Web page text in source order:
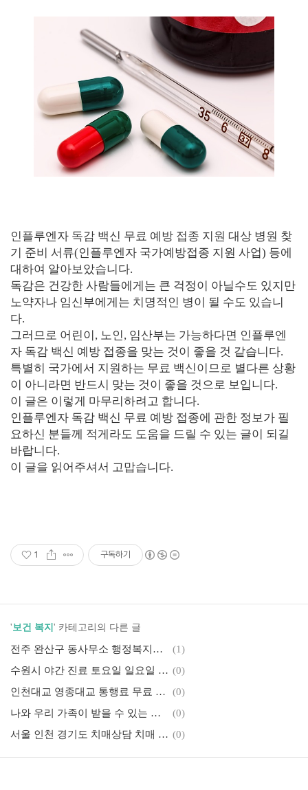
인플루엔자 독감 백신 무료 예방 접종 지원 대상 병원 찾
기 준비 서류(인플루엔자 국가예방접종 지원 사업) 등에
대하여 알아보았습니다.
독감은 건강한 사람들에게는 큰 걱정이 아닐수도 있지만
노약자나 임신부에게는 치명적인 병이 될 수도 있습니
다.
그러므로 어린이, 노인, 임산부는 가능하다면 인플루엔
자 독감 백신 예방 접종을 맞는 것이 좋을 것 같습니다.
특별히 국가에서 지원하는 무료 백신이므로 별다른 상황
이 아니라면 반드시 맞는 것이 좋을 것으로 보입니다.
이 글은 이렇게 마무리하려고 합니다.
인플루엔자 독감 백신 무료 예방 접종에 관한 정보가 필
요하신 분들께 적게라도 도움을 드릴 수 있는 글이 되길
바랍니다.
이 글을 읽어주셔서 고맙습니다.
1 구독하기
' 보건 복지 ' 카테고리의 다른 글
전주 완산구 동사무소 행정복지센터 민원 전화번호 정보(노송동 동서학동 삼천1동2동3동 서서학동 서신동 완산동 중앙동)
(1)
수원시 야간 진료 토요일 일요일 휴일 진료 영업 문 여는 소아과 위치 주소 전화번호 정보 (0)
인천대교 영종대교 통행료 무료 영종도 용유도 북도면 지역 주민 통행료 감면 신청 방법 안내
(0)
나와 우리 가족이 받을 수 있는 모든 정부 지원금 보조금 확인 신청 방법 보조금24 이용 방법 문자 알림 서비스 안내
(0)
서울 인천 경기도 치매상담 치매 치료 안내 치매안심센터 주소 전화번호 치매상담 콜센터 알아보기(치매자가진단 테스트) (0)